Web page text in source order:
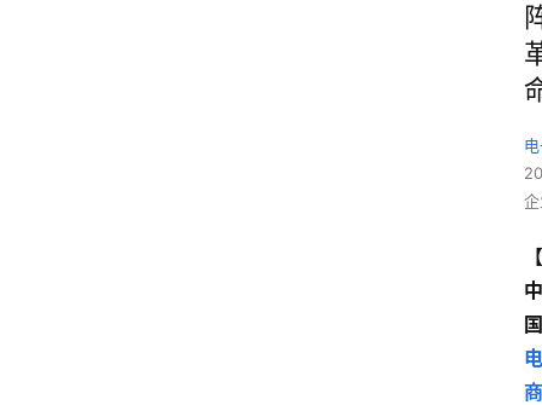
【
中
国
电
商